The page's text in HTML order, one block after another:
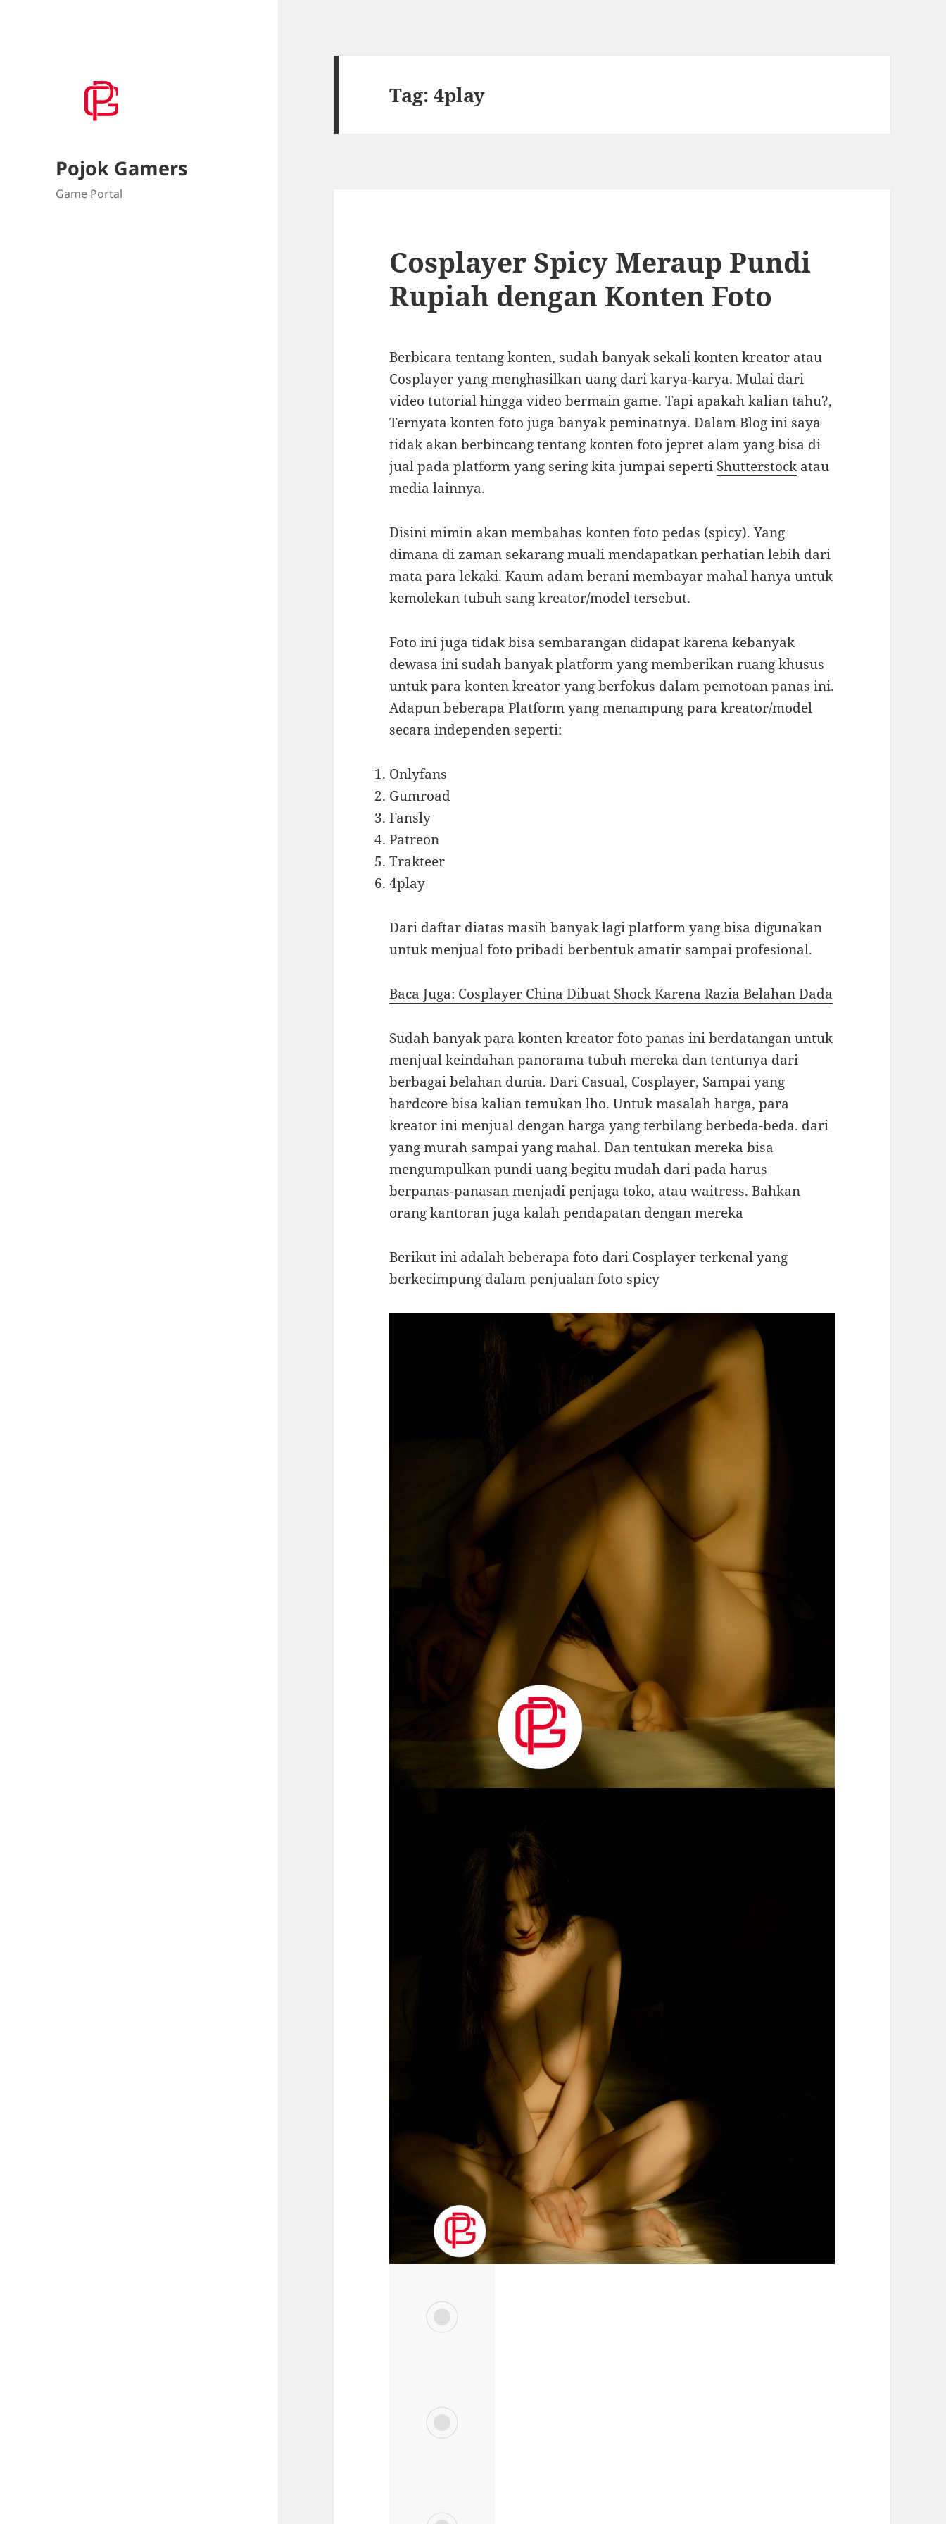
Pojok Gamers
Game Portal
Tag:4play
Cosplayer Spicy Meraup Pundi
Rupiah dengan Konten Foto
Berbicara tentang konten, sudah banyak sekali konten kreator atau
Cosplayer yang menghasilkan uang dari karya-karya. Mulai dari
video tutorial hingga video bermain game. Tapi apakah kalian tahu?,
Ternyata konten foto juga banyak peminatnya. Dalam Blog ini saya
tidak akan berbincang tentang konten foto jepret alam yang bisa di
jual pada platform yang sering kita jumpai seperti Shutterstock atau
media lainnya.
Disini mimin akan membahas konten foto pedas (spicy). Yang
dimana di zaman sekarang muali mendapatkan perhatian lebih dari
mata para lekaki. Kaum adam berani membayar mahal hanya untuk
kemolekan tubuh sang kreator/model tersebut.
Foto ini juga tidak bisa sembarangan didapat karena kebanyak
dewasa ini sudah banyak platform yang memberikan ruang khusus
untuk para konten kreator yang berfokus dalam pemotoan panas ini.
Adapun beberapa Platform yang menampung para kreator/model
secara independen seperti:
Onlyfans
Gumroad
Fansly
Patreon
Trakteer
4play
Dari daftar diatas masih banyak lagi platform yang bisa digunakan
untuk menjual foto pribadi berbentuk amatir sampai profesional.
Baca Juga: Cosplayer China Dibuat Shock Karena Razia Belahan Dada
Sudah banyak para konten kreator foto panas ini berdatangan untuk
menjual keindahan panorama tubuh mereka dan tentunya dari
berbagai belahan dunia. Dari Casual, Cosplayer, Sampai yang
hardcore bisa kalian temukan lho. Untuk masalah harga, para
kreator ini menjual dengan harga yang terbilang berbeda-beda. dari
yang murah sampai yang mahal. Dan tentukan mereka bisa
mengumpulkan pundi uang begitu mudah dari pada harus
berpanas-panasan menjadi penjaga toko, atau waitress. Bahkan
orang kantoran juga kalah pendapatan dengan mereka
Berikut ini adalah beberapa foto dari Cosplayer terkenal yang
berkecimpung dalam penjualan foto spicy